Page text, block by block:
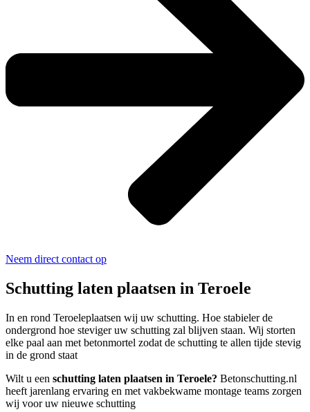
Neem direct contact op
Schutting laten plaatsen in Teroele
In en rond Teroeleplaatsen wij uw schutting. Hoe stabieler de
ondergrond hoe steviger uw schutting zal blijven staan. Wij storten
elke paal aan met betonmortel zodat de schutting te allen tijde stevig
in de grond staat
Wilt u een schutting laten plaatsen in Teroele? Betonschutting.nl
heeft jarenlang ervaring en met vakbekwame montage teams zorgen
wij voor uw nieuwe schutting